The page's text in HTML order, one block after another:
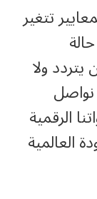
تتغير
ولا
الرقمية
العالمية